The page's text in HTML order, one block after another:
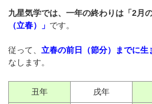
九星気学では、一年の終わりは「2月
（立春）」 です。
従って、立春の前日（節分）までに生
なします。
丑年 戌年